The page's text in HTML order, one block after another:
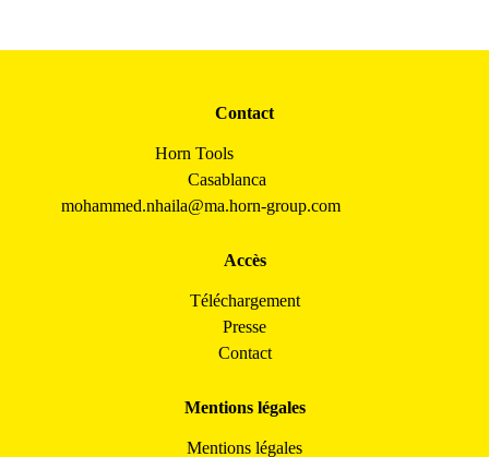
Contact
Horn Tools
Casablanca
mohammed.nhaila@ma.horn-group.com
Accès
Téléchargement
Presse
Contact
Mentions légales
Mentions légales